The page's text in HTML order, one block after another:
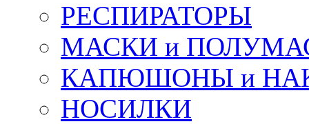
РЕСПИРАТОРЫ
МАСКИ и
КАПЮШОНЫ и
НОСИЛКИ